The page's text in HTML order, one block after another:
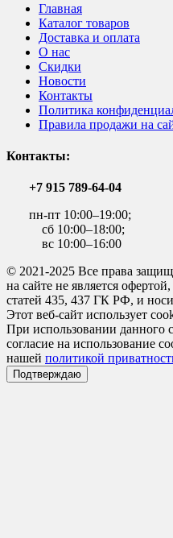
Главная
Каталог товаров
Доставка и оплата
О нас
Скидки
Новости
Контакты
Политика
Правила продажи на
Контакты:
+7 915 789-64-04
пн-пт 10:00–19:00;
сб 10:00–18:00;
вс 10:00–16:00
© 2021-2025 Все права
на сайте не является
статей 435, 437 ГК РФ, и
Этот веб-сайт использует
При использовании данного
согласие на использование
нашей политикой
Подтверждаю